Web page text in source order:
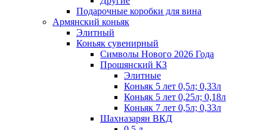
Подарочные коробки для вина
Армянский коньяк
Элитный
Коньяк сувенирный
Символы Нового 2026 Года
Прошянский КЗ
Элитные
Коньяк 5 лет 0,5л; 0,33л
Коньяк 5 лет 0,25л; 0,18л
Коньяк 7 лет 0,5л; 0,33л
Шахназарян ВКД